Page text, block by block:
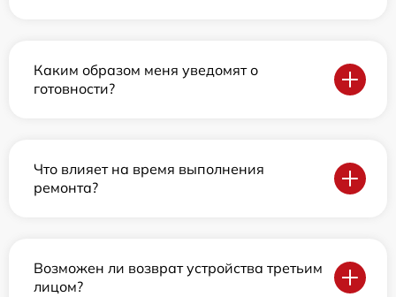
Каким образом меня уведомят о
готовности?
Что влияет на время выполнения
ремонта?
Возможен ли возврат устройства третьим
лицом?